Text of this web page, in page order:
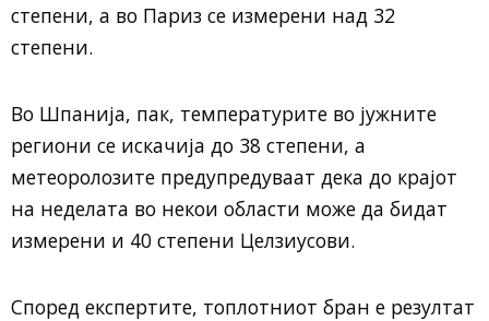
степени, а во Париз се измерени над 32
степени.
Во Шпанија, пак, температурите во јужните
региони се искачија до 38 степени, а
метеоролозите предупредуваат дека до крајот
на неделата во некои области може да бидат
измерени и 40 степени Целзиусови.
Според експертите, топлотниот бран е резултат